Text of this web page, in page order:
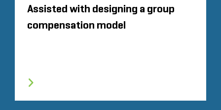
Assisted with designing a group
compensation model